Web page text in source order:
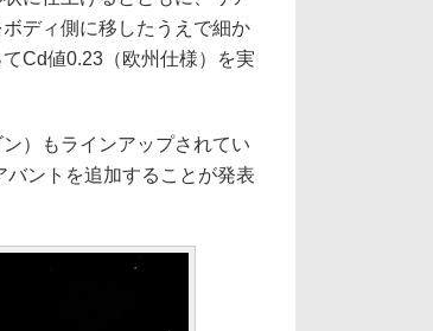
ディ側に移したうえで細か
Cd値0.23（欧州仕様）を実
）もラインアップされてい
ントを追加することが発表